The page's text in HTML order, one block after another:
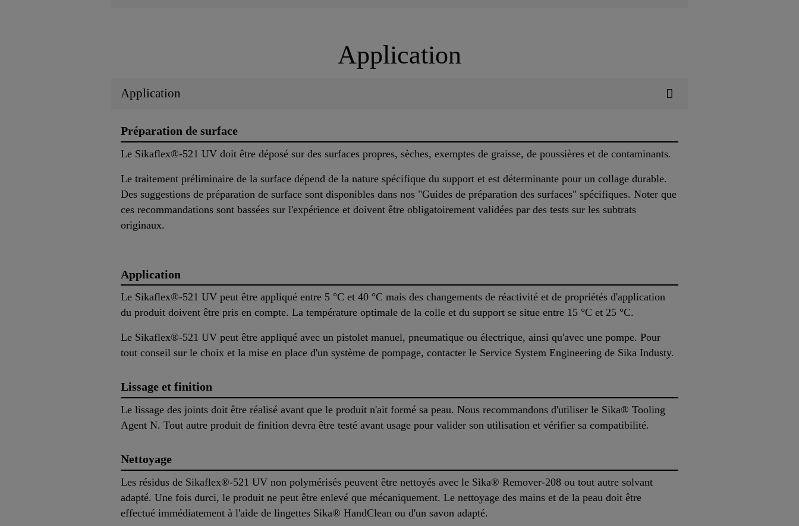
Application
Application
Préparation de surface
Le Sikaflex®-521 UV doit être déposé sur des surfaces propres, sèches, exemptes de graisse, de poussières et de contaminants.
Le traitement préliminaire de la surface dépend de la nature spécifique du support et est déterminante pour un collage durable.
Des suggestions de préparation de surface sont disponibles dans nos "Guides de préparation des surfaces" spécifiques. Noter que
ces recommandations sont bassées sur l'expérience et doivent être obligatoirement validées par des tests sur les subtrats
originaux.
Application
Le Sikaflex®-521 UV peut être appliqué entre 5 °C et 40 °C mais des changements de réactivité et de propriétés d'application
du produit doivent être pris en compte. La température optimale de la colle et du support se situe entre 15 °C et 25 °C.
Le Sikaflex®-521 UV peut être appliqué avec un pistolet manuel, pneumatique ou électrique, ainsi qu'avec une pompe. Pour
tout conseil sur le choix et la mise en place d'un système de pompage, contacter le Service System Engineering de Sika Industy.
Lissage et finition
Le lissage des joints doit être réalisé avant que le produit n'ait formé sa peau. Nous recommandons d'utiliser le Sika® Tooling
Agent N. Tout autre produit de finition devra être testé avant usage pour valider son utilisation et vérifier sa compatibilité.
Nettoyage
Les résidus de Sikaflex®-521 UV non polymérisés peuvent être nettoyés avec le Sika® Remover-208 ou tout autre solvant
adapté. Une fois durci, le produit ne peut être enlevé que mécaniquement. Le nettoyage des mains et de la peau doit être
effectué immédiatement à l'aide de lingettes Sika® HandClean ou d'un savon adapté.